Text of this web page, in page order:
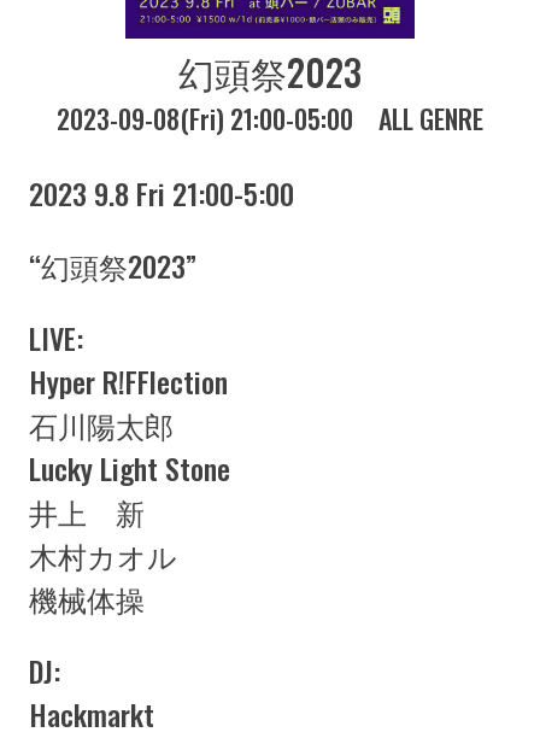
幻頭祭2023
2023-09-08(Fri) 21:00-05:00 ALL GENRE
2023 9.8 Fri 21:00-5:00
“幻頭祭2023”
LIVE:
Hyper R!FFlection
石川陽太郎
Lucky Light Stone
井上 新
木村カオル
機械体操
DJ:
Hackmarkt